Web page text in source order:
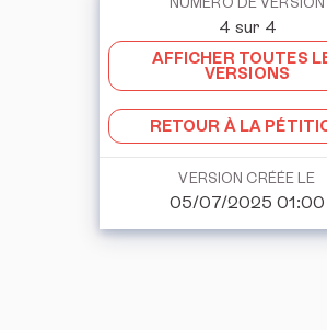
4 sur 4
AFFICHER TOUTES
VERSIONS
RETOUR À LA
VERSION CRÉÉE LE
05/07/2025 01:00